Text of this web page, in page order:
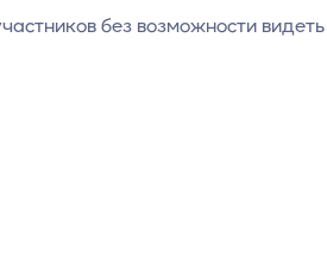
без возможности видеть